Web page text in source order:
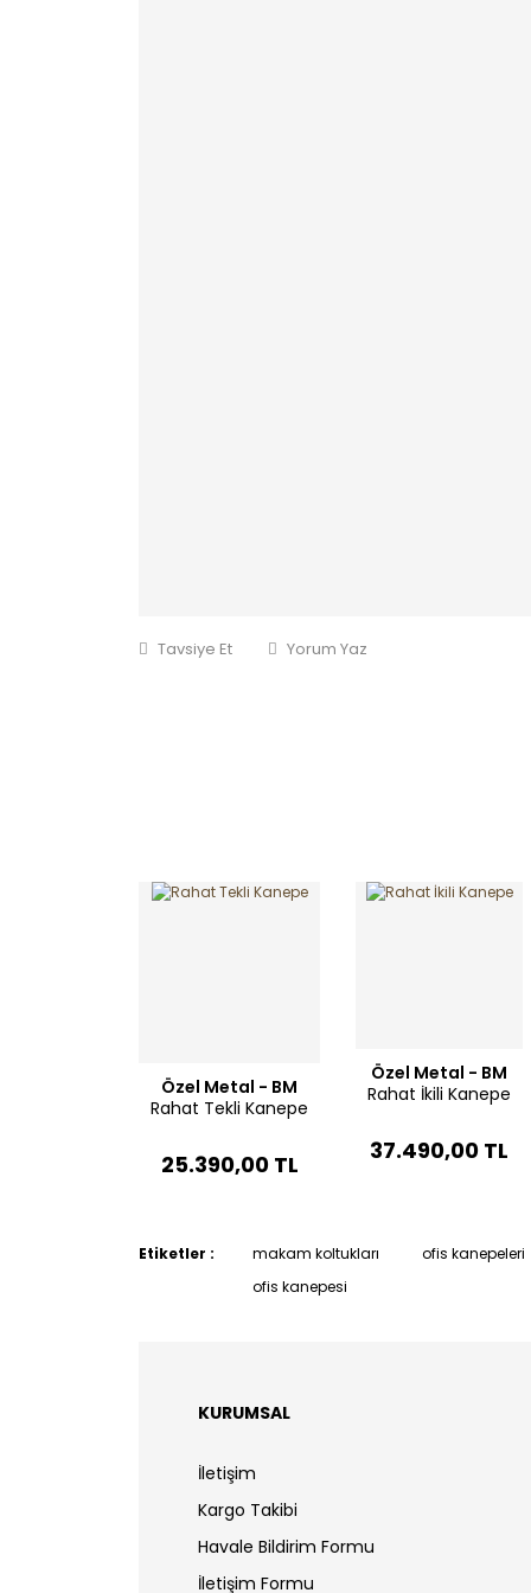
Tavsiye Et Yorum Yaz
Özel Metal - BM
Rahat Tekli Kanepe
25.390,00 TL
Özel Metal - BM
Rahat İkili Kanepe
37.490,00 TL
Etiketler : makam koltukları
ofis kanepeleri
ofis kanepesi
KURUMSAL
İletişim
Kargo Takibi
Havale Bildirim Formu
İletişim Formu